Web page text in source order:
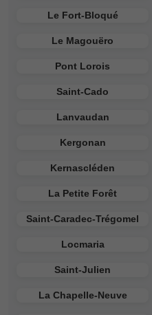
Le Fort-Bloqué
Le Magouëro
Pont Lorois
Saint-Cado
Lanvaudan
Kergonan
Kernascléden
La Petite Forêt
Saint-Caradec-Trégomel
Locmaria
Saint-Julien
La Chapelle-Neuve